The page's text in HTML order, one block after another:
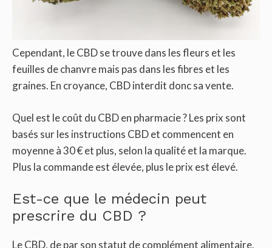
Cependant, le CBD se trouve dans les fleurs et les
feuilles de chanvre mais pas dans les fibres et les
graines. En croyance, CBD interdit donc sa vente.
Quel est le coût du CBD en pharmacie ? Les prix sont
basés sur les instructions CBD et commencent en
moyenne à 30 € et plus, selon la qualité et la marque.
Plus la commande est élevée, plus le prix est élevé.
Est-ce que le médecin peut
prescrire du CBD ?
Le CBD, de par son statut de complément alimentaire,